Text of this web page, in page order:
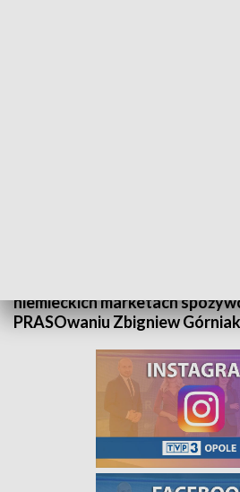
niemieckich marketach
PRASOwaniu Zbigniew